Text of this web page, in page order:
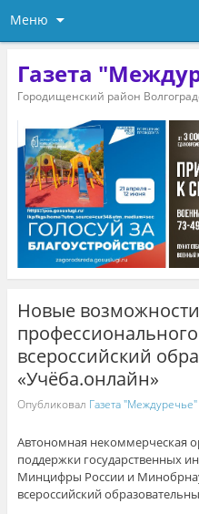
Меню
Газета
Городищенский район
Новые
профессионального
всероссийский
«Учёба.онлайн»
Опубликовал Газета "Междуречье"
Автономная некоммерческая
поддержки государственных
Минцифры России и
всероссийский